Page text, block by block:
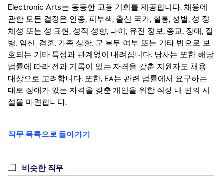
Electronic Arts는 동등한 고용 기회를 제공합니다. 채용에
관한 모든 결정은 인종, 피부색, 출신 국가, 혈통, 성별, 성 정
체성 또는 성 표현, 성적 성향, 나이, 유전 정보, 종교, 장애, 질
병, 임신, 결혼, 가족 상황, 군 복무 여부 또는 기타 법으로 보
호되는 기타 특성과 관계없이 내려집니다. 당사는 또한 해당
법률에 따라 전과 기록이 있는 자격을 갖춘 지원자도 채용
대상으로 고려합니다. 또한, EA는 관련 법률에서 요구하는
대로 장애가 있는 자격을 갖춘 개인을 위한 직장 내 편의 시
설을 마련합니다.
직무 목록으로 돌아가기
비슷한 직무